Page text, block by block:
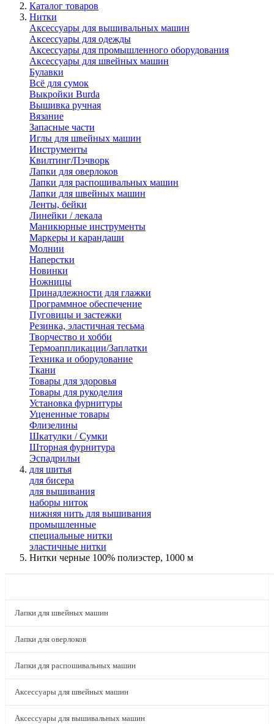
Каталог товаров
Нитки
Аксессуары для вышивальных машин
Аксессуары для одежды
Аксессуары для промышленного оборудования
Аксессуары для швейных машин
Булавки
Всё для сумок
Выкройки Burda
Вышивка ручная
Вязание
Запасные части
Иглы для швейных машин
Инструменты
Квилтинг/Пэчворк
Лапки для оверлоков
Лапки для распошивальных машин
Лапки для швейных машин
Ленты, бейки
Линейки / лекала
Маникюрные инструменты
Маркеры и карандаши
Молнии
Наперстки
Новинки
Ножницы
Принадлежности для глажки
Программное обеспечение
Пуговицы и застежки
Резинка, эластичная тесьма
Творчество и хобби
Термоаппликации/Заплатки
Техника и оборудование
Ткани
Товары для здоровья
Товары для рукоделия
Установка фурнитуры
Уцененные товары
Флизелины
Шкатулки / Сумки
Шторная фурнитура
Эспадрильи
для шитья
для бисера
для вышивания
наборы ниток
нижняя нить для вышивания
промышленные
специальные нитки
эластичные нитки
Нитки черные 100% полиэстер, 1000 м
Лапки для швейных машин
Лапки для оверлоков
Лапки для распошивальных машин
Аксессуары для швейных машин
Аксессуары для вышивальных машин